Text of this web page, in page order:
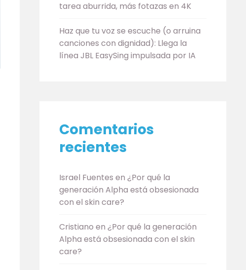
tarea aburrida, más fotazas en 4K
Haz que tu voz se escuche (o arruina
canciones con dignidad): Llega la
línea JBL EasySing impulsada por IA
Comentarios
recientes
Israel Fuentes en ¿Por qué la
generación Alpha está obsesionada
con el skin care?
Cristiano en ¿Por qué la generación
Alpha está obsesionada con el skin
care?